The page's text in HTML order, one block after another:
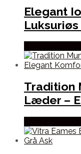
Elegant
Tradition
Læder –